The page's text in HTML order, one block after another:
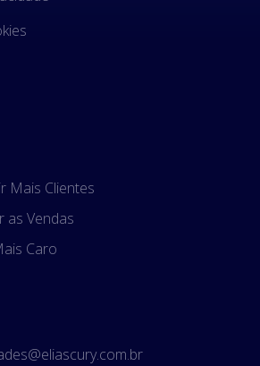
Mais Clientes
as Vendas
Caro